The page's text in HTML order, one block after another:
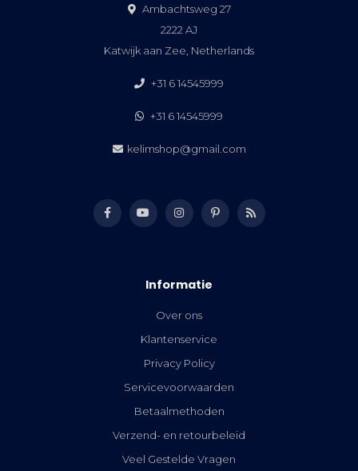
Ambachtsweg 27
2222 AJ
Katwijk aan Zee, Netherlands
+31 6 14545999
+31 6 14545999
kelimshop@gmail.com
Informatie
Over ons
Klantenservice
Privacy Policy
Servicevoorwaarden
Betaalmethoden
Verzend- en retourbeleid
Veel Gestelde Vragen